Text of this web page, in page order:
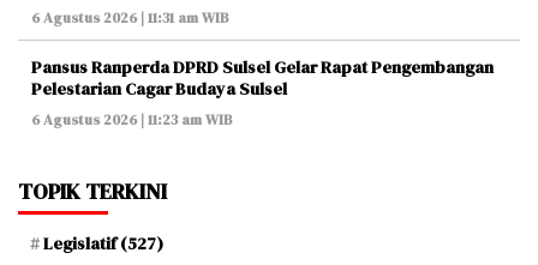
6 Agustus 2026 | 11:31 am WIB
Pansus Ranperda DPRD Sulsel Gelar Rapat Pengembangan
Pelestarian Cagar Budaya Sulsel
6 Agustus 2026 | 11:23 am WIB
TOPIK TERKINI
Legislatif(527)